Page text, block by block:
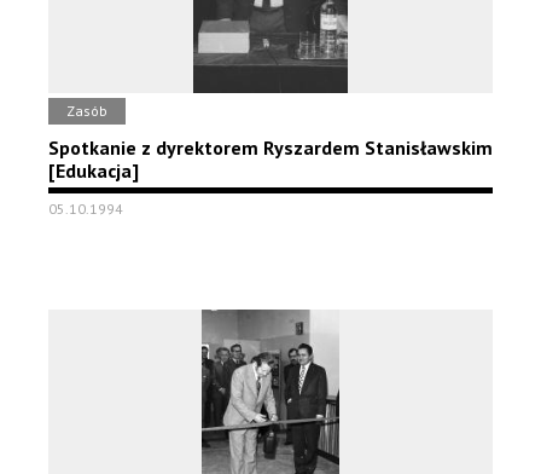
Zasób
Spotkanie z dyrektorem Ryszardem Stanisławskim
[Edukacja]
05.10.1994